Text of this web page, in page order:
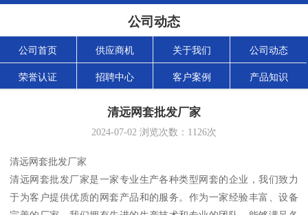
公司动态
公司首页 供应商机 关于我们 公司动态
荣誉认证 招聘中心 客户案例 产品知识
清远网套批发厂家
2024-07-02 浏览次数： 1126次
清远网套批发厂家
清远网套批发厂家是一家专业生产各种类型网套的企业，我们致力
于为客户提供优质的网套产品和的服务。作为一家经验丰富、设备